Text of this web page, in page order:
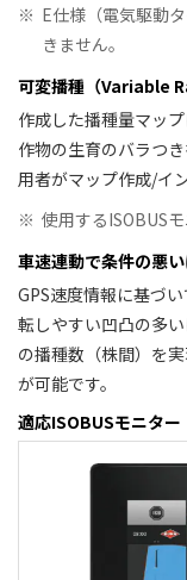
※ E仕様（電気駆動
きません。
可変播種（Variable
作成した播種量マッ
作物の生育のバラつ
用者がマップ作成/イ
※ 使用するISOBUS
車速連動で条件の悪
GPS速度情報に基づ
転しやすい凹凸の多
の播種数（株間）を
が可能です。
適応ISOBUSモニター